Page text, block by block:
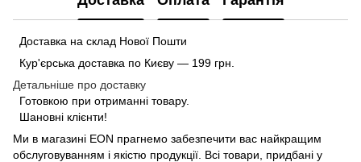
Доставка на склад Нової Пошти
Кур'єрська доставка по Києву — 199 грн.
Детальніше про доставку
Готовкою при отриманні товару.
Шановні клієнти!
Ми в магазині EON прагнемо забезпечити вас найкращим
обслуговуванням і якістю продукції. Всі товари, придбані у